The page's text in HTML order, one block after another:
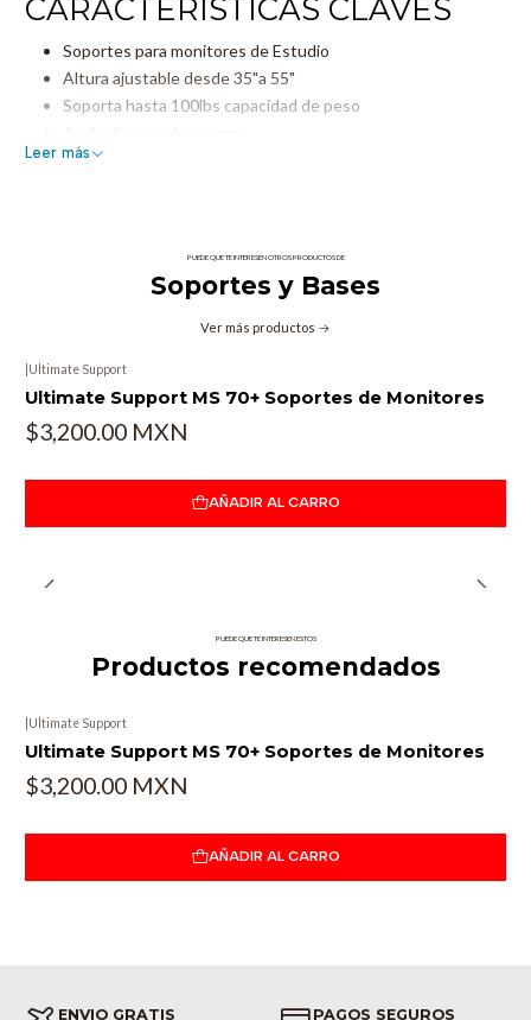
CARACTERÍSTICAS CLAVES
Soportes para monitores de Estudio
Altura ajustable desde 35"a 55"
Soporta hasta 100lbs capacidad de peso
Leer más
PUEDE QUE TE INTERESEN OTROS PRODUCTOS DE
Soportes y Bases
Ver más productos
Ultimate Support
Ultimate Support MS 70+ Soportes de Monitores
$3,200.00 MXN
AÑADIR AL CARRO
PUEDE QUE TE INTERESEN ESTOS
Productos recomendados
Ultimate Support
Ultimate Support MS 70+ Soportes de Monitores
$3,200.00 MXN
AÑADIR AL CARRO
ENVIO GRATIS
PAGOS SEGUROS